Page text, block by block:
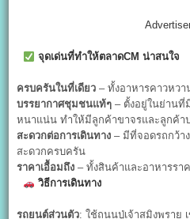
จุดเด่นที่ทำให้ตลาดCMน่าสนใจ
ครบครันในที่เดียว – ทั้งอาหารคาวหวา
บรรยากาศชุมชนแท้ๆ – ตั้งอยู่ในย่าน
หนาแน่น ทำให้มีลูกค้าขาจรและลูกค้า
สะดวกต่อการเดินทาง – มีที่จอดรถกว้า
สะดวกครบครัน
ราคาเอื้อมถึง – ทั้งสินค้าและอาหารรา
วิธีการเดินทาง
รถยนต์ส่วนตัว: ใช้ถนนปู่เจ้าสมิงพราย